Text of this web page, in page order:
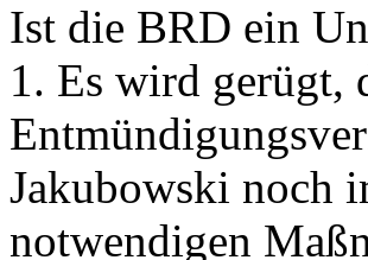
Ist die BRD ein
1. Es wird gerügt,
Jakubowski noch
notwendigen